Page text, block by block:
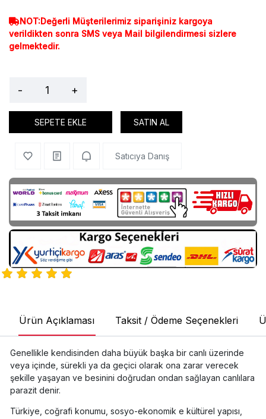
NOT:Değerli Müşterilerimiz siparişiniz kargoya
verildikten sonra SMS veya Mail bilgilendirmesi sizlere
gelmektedir.
- +
SEPETE EKLE SATIN AL
Satıcıya Danış
Ürün Açıklaması Taksit / Ödeme Seçenekleri
Genellikle kendisinden daha büyük başka bir canlı üzerinde
veya içinde, sürekli ya da geçici olarak ona zarar verecek
şekille yaşayan ve besinini doğrudan ondan sağlayan canlılara
parazit denir.
Türkiye, coğrafi konumu, sosyo-ekonomik e kültürel yapısı,